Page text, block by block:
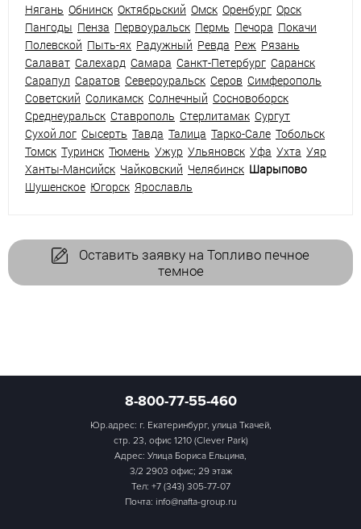
Нягань Обнинск Октябрьский Омск Оренбург Орск
Пангоды Пенза Первоуральск Пермь Печора Покачи
Полевской Пыть-ях Радужный Ревда Реж Рязань
Салават Салехард Самара Санкт-Петербург Саранск
Сарапул Саратов Североуральск Серов Симферополь
Советский Соликамск Солнечный Сосновоборск
Среднеуральск Ставрополь Стерлитамак Сургут
Сухой лог Сысерть Тавда Талица Тарко-Сале Тобольск
Томск Туринск Тюмень Ужур Ульяновск Уфа Ухта Уяр
Ханты-Мансийск Чайковский Челябинск Шарыпово
Шушенское Югорск Ярославль
Оставить заявку на Топливо печное
темное
8-800-77-55-460
Юр.адрес: г. Екатеринбург, улица Ткачей,
стр. 23, офис 1210 (Clever Park)
Адрес: Улица Бориса Ельцина,
3/2 2903 офис; 29 этаж
Тел: +7 (343) 305-77-07
Почта: info@nafta-group.ru